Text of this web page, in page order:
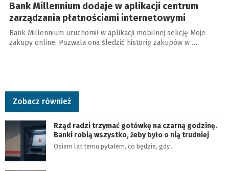
Bank Millennium dodaje w aplikacji centrum
zarządzania płatnościami internetowymi
Bank Millennium uruchomił w aplikacji mobilnej sekcję Moje
zakupy online. Pozwala ona śledzić historię zakupów w …
Zobacz również
Rząd radzi trzymać gotówkę na czarną godzinę.
Banki robią wszystko, żeby było o nią trudniej
Osiem lat temu pytałem, co będzie, gdy…